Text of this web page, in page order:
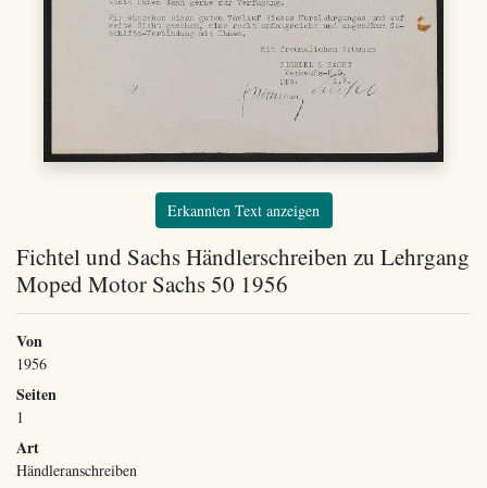
Erkannten Text anzeigen
Fichtel und Sachs Händlerschreiben zu Lehrgang
Moped Motor Sachs 50 1956
Von
1956
Seiten
1
Art
Händleranschreiben